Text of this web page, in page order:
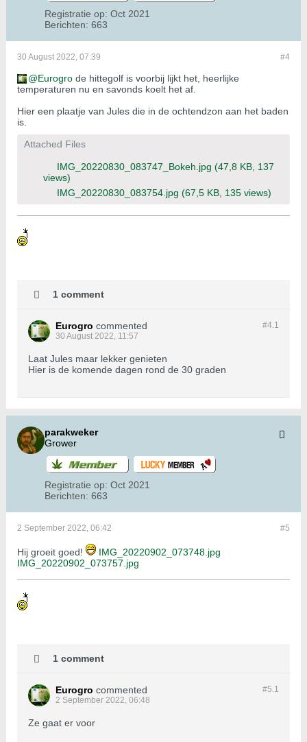
Registratie op: Oct 2021
Berichten: 663
#4
30 August 2022, 07:39
Eurogro de hittegolf is voorbij lijkt het, heerlijke
temperaturen nu en savonds koelt het af.
Hier een plaatje van Jules die in de ochtendzon aan het baden
is.
Attached Files
IMG_20220830_083747_Bokeh.jpg (47,8 KB, 137
views)
IMG_20220830_083754.jpg (67,5 KB, 135 views)
1 comment
#4.1
Eurogro commented
30 August 2022, 11:57
Laat Jules maar lekker genieten
Hier is de komende dagen rond de 30 graden
parakweker
Grower
Registratie op: Oct 2021
Berichten: 663
#5
2 September 2022, 06:42
Hij groeit goed!
IMG_20220902_073748.jpg
IMG_20220902_073757.jpg
1 comment
#5.1
Eurogro commented
2 September 2022, 06:48
Ze gaat er voor